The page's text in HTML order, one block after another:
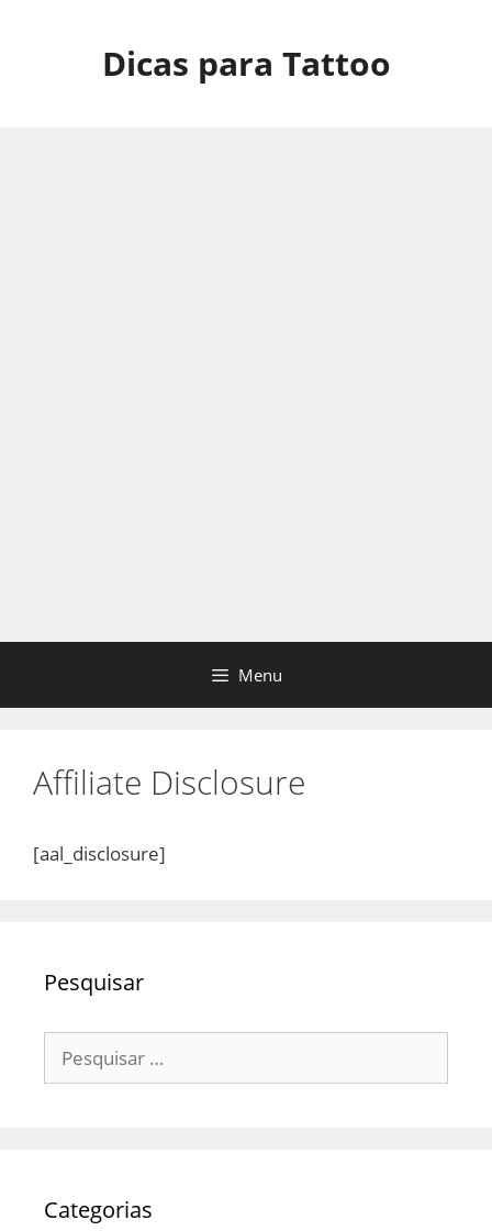
Dicas para Tattoo
Menu
Affiliate Disclosure
[aal_disclosure]
Pesquisar
Pesquisar
por:
Categorias